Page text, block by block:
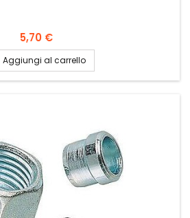
Prezzo
5,70 €
Aggiungi al carrello